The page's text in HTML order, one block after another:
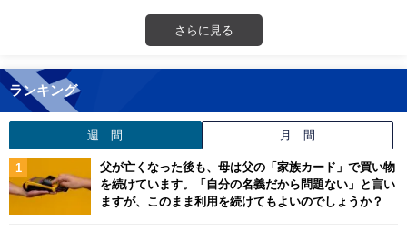
さらに見る
ランキング
週 間 月 間
父が亡くなった後も、母は父の「家族カード」で買い物
を続けています。「自分の名義だから問題ない」と言い
ますが、このまま利用を続けてもよいのでしょうか？